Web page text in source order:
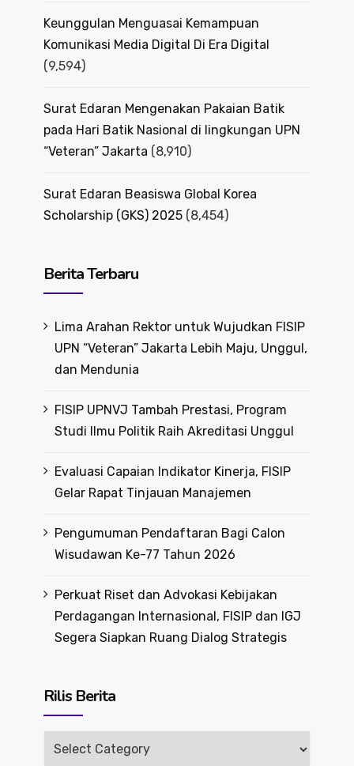
Keunggulan Menguasai Kemampuan
Komunikasi Media Digital Di Era Digital
(9,594)
Surat Edaran Mengenakan Pakaian Batik
pada Hari Batik Nasional di lingkungan UPN
“Veteran” Jakarta (8,910)
Surat Edaran Beasiswa Global Korea
Scholarship (GKS) 2025 (8,454)
Berita Terbaru
Lima Arahan Rektor untuk Wujudkan FISIP
UPN “Veteran” Jakarta Lebih Maju, Unggul,
dan Mendunia
FISIP UPNVJ Tambah Prestasi, Program
Studi Ilmu Politik Raih Akreditasi Unggul
Evaluasi Capaian Indikator Kinerja, FISIP
Gelar Rapat Tinjauan Manajemen
Pengumuman Pendaftaran Bagi Calon
Wisudawan Ke-77 Tahun 2026
Perkuat Riset dan Advokasi Kebijakan
Perdagangan Internasional, FISIP dan IGJ
Segera Siapkan Ruang Dialog Strategis
Rilis Berita
Rilis